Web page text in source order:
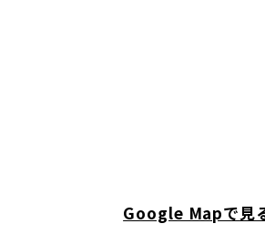
Google Mapで見